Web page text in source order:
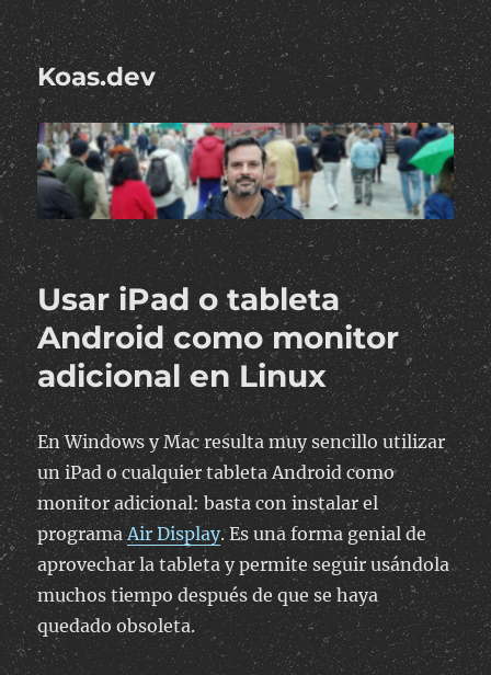
Koas.dev
Usar iPad o tableta
Android como monitor
adicional en Linux
En Windows y Mac resulta muy sencillo utilizar
un iPad o cualquier tableta Android como
monitor adicional: basta con instalar el
programaAir Display. Es una forma genial de
aprovechar la tableta y permite seguir usándola
muchos tiempo después de que se haya
quedado obsoleta.